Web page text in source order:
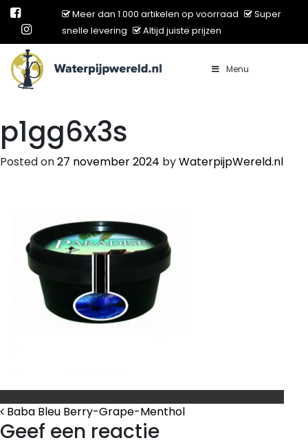
Meer dan 1.000 artikelen op voorraad
Super
snelle levering
Altijd juiste prijzen
Main Navigation Menu
p1gg6x3s
Posted on27 november 2024 byWaterpijpWereld.nl
Bericht Navigatie
Baba Bleu Berry-Grape-Menthol
Geef een reactie